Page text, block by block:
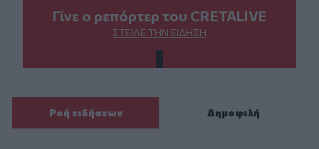
Γίνε ο ρεπόρτερ του CRETALIVE
ΣΤΕΊΛΕ ΤΗΝ ΕΊΔΗΣΗ
Ροή ειδήσεων Δημοφιλή